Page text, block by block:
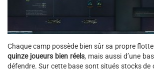
Chaque camp possède bien sûr sa propre
quinze joueurs bien réels, mais aussi d’une
défendre. Sur cette base sont situés stocks